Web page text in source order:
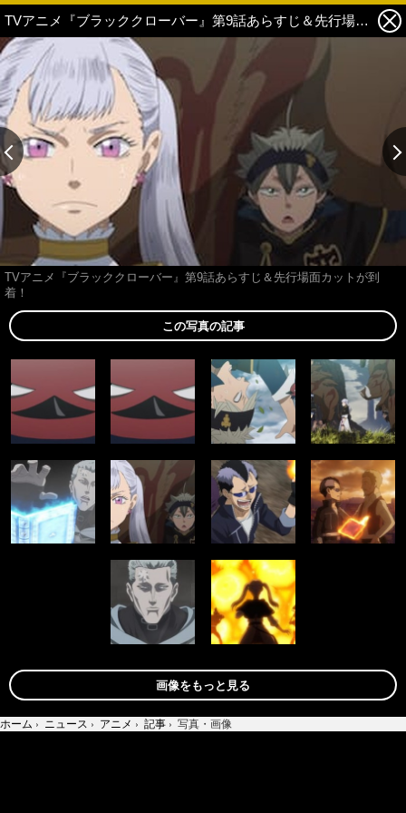
TVアニメ『ブラッククローバー』第9話あらすじ＆先行場面カットが到着！ 6枚目の写真・画像
TVアニメ『ブラッククローバー』第9話あらすじ＆先行場面カットが到
着！
この写真の記事
画像をもっと見る
ホーム › ニュース › アニメ › 記事 › 写真・画像